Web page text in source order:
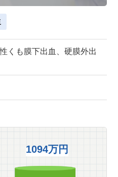
くも膜下出血、硬膜外出
1094万円